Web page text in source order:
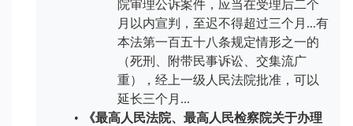
院审理公诉案件，应当在受理后二个
月以内宣判，至迟不得超过三个月...有
本法第一百五十八条规定情形之一的
（死刑、附带民事诉讼、交集流广
重），经上一级人民法院批准，可以
延长三个月...
《最高人民法院、最高人民检察院关于办理